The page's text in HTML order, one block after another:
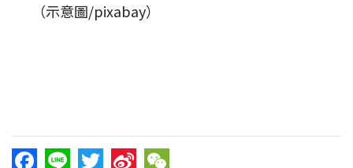
（示意圖/pixabay）